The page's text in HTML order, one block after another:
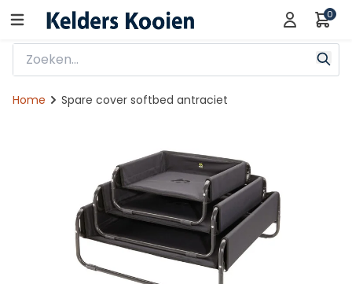
0
Home Spare cover softbed antraciet